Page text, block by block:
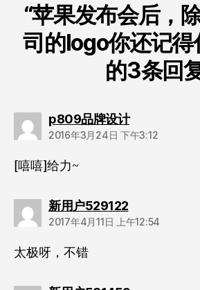
“苹果发布会后，
司的logo你还记得
的3条回
p809品牌设计说：
2016年3月24日 下午3:12
[嘻嘻]给力~
新用户529122说：
2017年4月11日 上午12:54
太极呀，不错